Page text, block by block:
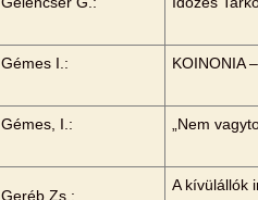
Gémes I.: KOINONIA
Gémes, I.: „Nem
Geréb Zs.:
A kívülállók